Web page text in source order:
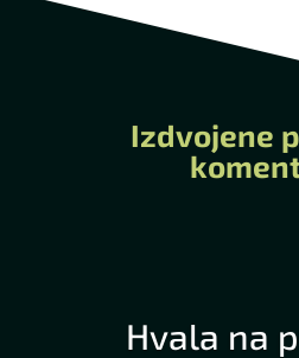
Izdvojene
Hvala na